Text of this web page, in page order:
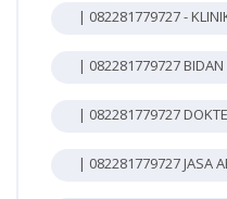
| 082281779727 -
| 082281779727 BIDAN
| 082281779727
| 082281779727 JASA